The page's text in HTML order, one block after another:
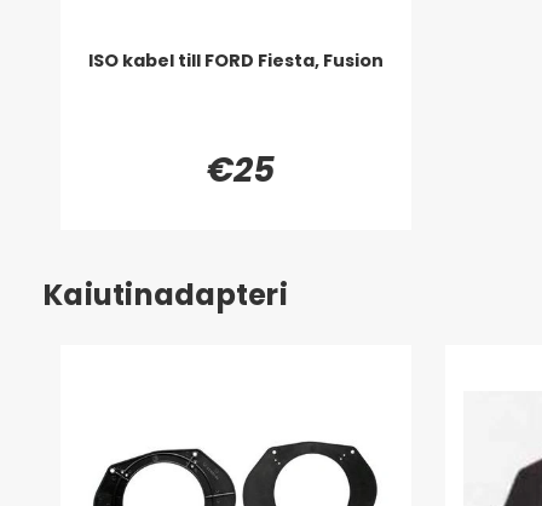
ISO kabel till FORD Fiesta, Fusion
€25
Kaiutinadapteri